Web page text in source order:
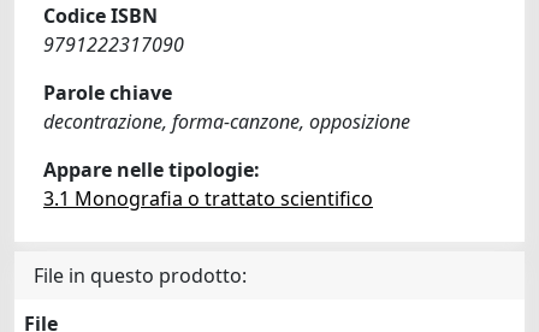
Codice ISBN
9791222317090
Parole chiave
decontrazione, forma-canzone, opposizione
Appare nelle tipologie:
3.1 Monografia o trattato scientifico
File in questo prodotto:
File